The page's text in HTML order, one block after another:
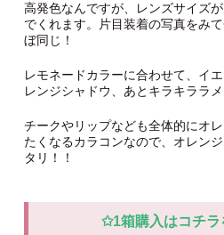
高発色なんですが、レンズサイズ
でくれます。片目装着の写真をみ
ぼ同じ！
レモネードカラーに合わせて、イ
レンジシャドウ、あとキラキララ
チークやリップなども全体的にオ
たくなるカラコンなので、オレン
タリ！！
✩1箱購入はコチ